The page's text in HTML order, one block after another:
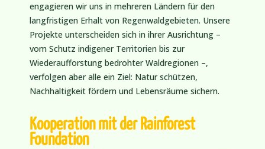
engagieren wir uns in mehreren Ländern für den
langfristigen Erhalt von Regenwaldgebieten. Unsere
Projekte unterscheiden sich in ihrer Ausrichtung –
vom Schutz indigener Territorien bis zur
Wiederaufforstung bedrohter Waldregionen –,
verfolgen aber alle ein Ziel: Natur schützen,
Nachhaltigkeit fördern und Lebensräume sichern.
Kooperation mit der Rainforest
Foundation